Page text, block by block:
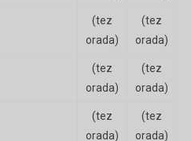
(tez
orada)
(tez
orada)
(tez
orada)
(tez
orada)
(tez
orada)
(tez
orada)